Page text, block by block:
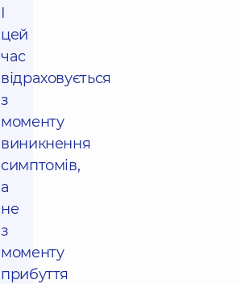
І
цей
час
відраховується
з
моменту
виникнення
симптомів,
а
не
з
моменту
прибуття